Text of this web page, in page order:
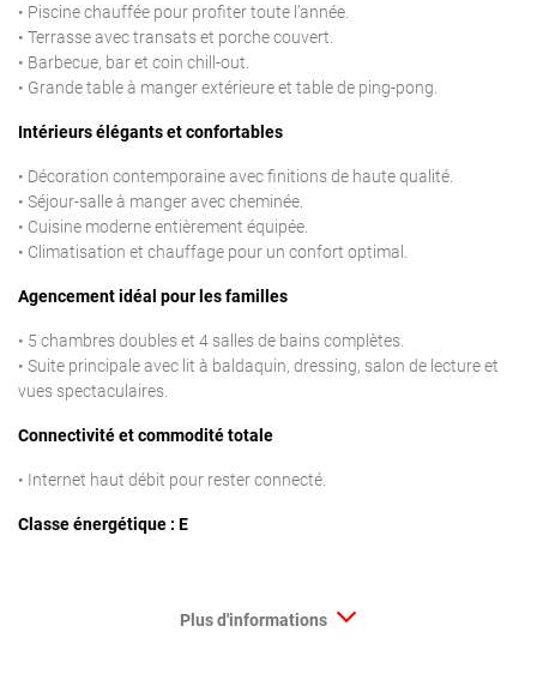
• Piscine chauffée pour profiter toute l’année.
• Terrasse avec transats et porche couvert.
• Barbecue, bar et coin chill-out.
• Grande table à manger extérieure et table de ping-pong.
Intérieurs élégants et confortables
• Décoration contemporaine avec finitions de haute qualité.
• Séjour-salle à manger avec cheminée.
• Cuisine moderne entièrement équipée.
• Climatisation et chauffage pour un confort optimal.
Agencement idéal pour les familles
• 5 chambres doubles et 4 salles de bains complètes.
• Suite principale avec lit à baldaquin, dressing, salon de lecture et
vues spectaculaires.
Connectivité et commodité totale
• Internet haut débit pour rester connecté.
Classe énergétique : E
Plus d'informations